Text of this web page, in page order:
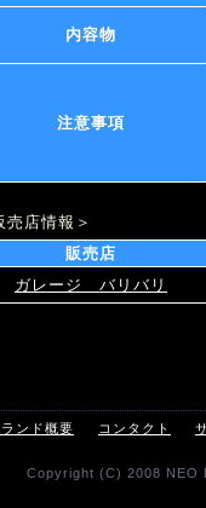
内容物
注意事項
売店情報＞
販売店
ガレージ バリバリ
ンド概要 コンタクト
Copyright (C) 2008 NEO